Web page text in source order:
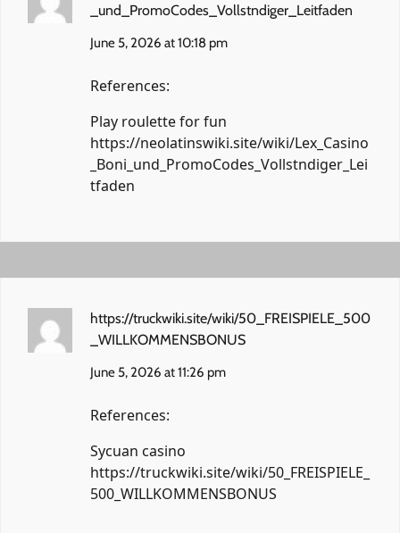
_und_PromoCodes_Vollstndiger_Leitfaden
June 5, 2026 at 10:18 pm
References:
Play roulette for fun
https://neolatinswiki.site/wiki/Lex_Casino
_Boni_und_PromoCodes_Vollstndiger_Lei
tfaden
https://truckwiki.site/wiki/50_FREISPIELE_500
_WILLKOMMENSBONUS
June 5, 2026 at 11:26 pm
References:
Sycuan casino
https://truckwiki.site/wiki/50_FREISPIELE_
500_WILLKOMMENSBONUS